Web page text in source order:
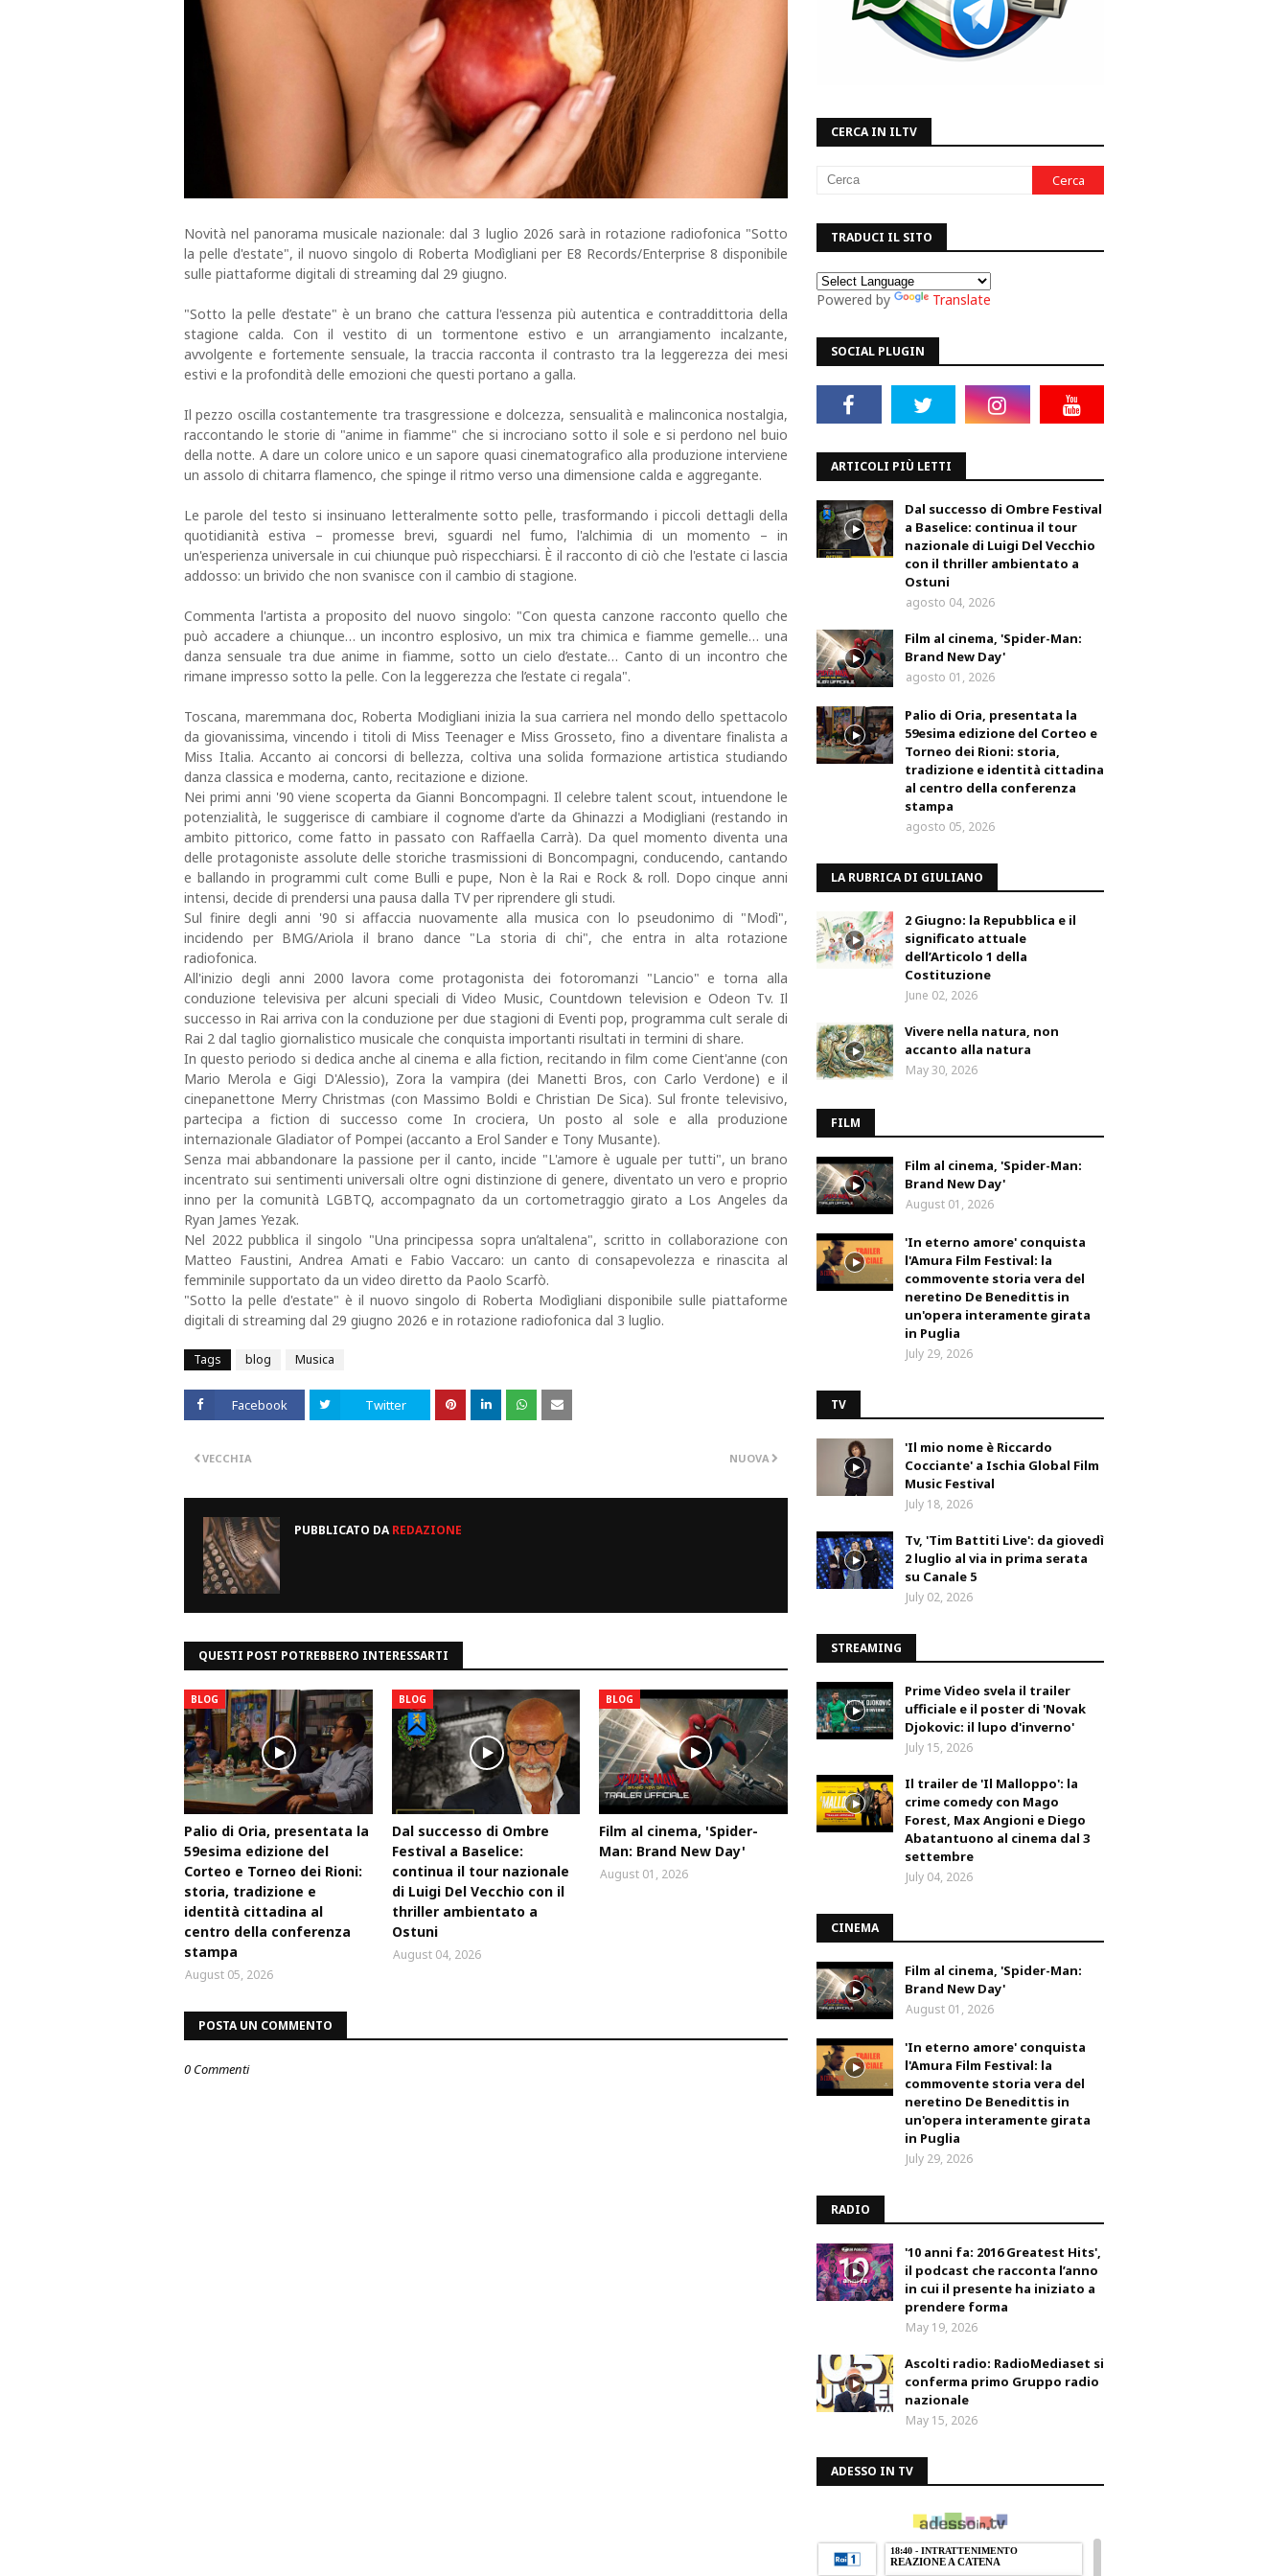
Novità nel panorama musicale nazionale: dal 3 luglio 2026 sarà in rotazione radiofonica "Sotto
la pelle d'estate", il nuovo singolo di Roberta Modìgliani per E8 Records/Enterprise 8 disponibile
sulle piattaforme digitali di streaming dal 29 giugno.
"Sotto la pelle d’estate" è un brano che cattura l'essenza più autentica e contraddittoria della
stagione calda. Con il vestito di un tormentone estivo e un arrangiamento incalzante,
avvolgente e fortemente sensuale, la traccia racconta il contrasto tra la leggerezza dei mesi
estivi e la profondità delle emozioni che questi portano a galla.
Il pezzo oscilla costantemente tra trasgressione e dolcezza, sensualità e malinconica nostalgia,
raccontando le storie di "anime in fiamme" che si incrociano sotto il sole e si perdono nel buio
della notte. A dare un colore unico e un sapore quasi cinematografico alla produzione interviene
un assolo di chitarra flamenco, che spinge il ritmo verso una dimensione calda e aggregante.
Le parole del testo si insinuano letteralmente sotto pelle, trasformando i piccoli dettagli della
quotidianità estiva – promesse brevi, sguardi nel fumo, l'alchimia di un momento – in
un'esperienza universale in cui chiunque può rispecchiarsi. È il racconto di ciò che l'estate ci lascia
addosso: un brivido che non svanisce con il cambio di stagione.
Commenta l'artista a proposito del nuovo singolo: "Con questa canzone racconto quello che
può accadere a chiunque… un incontro esplosivo, un mix tra chimica e fiamme gemelle… una
danza sensuale tra due anime in fiamme, sotto un cielo d’estate… Canto di un incontro che
rimane impresso sotto la pelle. Con la leggerezza che l’estate ci regala".
Toscana, maremmana doc, Roberta Modigliani inizia la sua carriera nel mondo dello spettacolo
da giovanissima, vincendo i titoli di Miss Teenager e Miss Grosseto, fino a diventare finalista a
Miss Italia. Accanto ai concorsi di bellezza, coltiva una solida formazione artistica studiando
danza classica e moderna, canto, recitazione e dizione.
Nei primi anni '90 viene scoperta da Gianni Boncompagni. Il celebre talent scout, intuendone le
potenzialità, le suggerisce di cambiare il cognome d'arte da Ghinazzi a Modigliani (restando in
ambito pittorico, come fatto in passato con Raffaella Carrà). Da quel momento diventa una
delle protagoniste assolute delle storiche trasmissioni di Boncompagni, conducendo, cantando
e ballando in programmi cult come Bulli e pupe, Non è la Rai e Rock & roll. Dopo cinque anni
intensi, decide di prendersi una pausa dalla TV per riprendere gli studi.
Sul finire degli anni '90 si affaccia nuovamente alla musica con lo pseudonimo di "Modì",
incidendo per BMG/Ariola il brano dance "La storia di chi", che entra in alta rotazione
radiofonica.
All'inizio degli anni 2000 lavora come protagonista dei fotoromanzi "Lancio" e torna alla
conduzione televisiva per alcuni speciali di Video Music, Countdown television e Odeon Tv. Il
successo in Rai arriva con la conduzione per due stagioni di Eventi pop, programma cult serale di
Rai 2 dal taglio giornalistico musicale che conquista importanti risultati in termini di share.
In questo periodo si dedica anche al cinema e alla fiction, recitando in film come Cient'anne (con
Mario Merola e Gigi D'Alessio), Zora la vampira (dei Manetti Bros, con Carlo Verdone) e il
cinepanettone Merry Christmas (con Massimo Boldi e Christian De Sica). Sul fronte televisivo,
partecipa a fiction di successo come In crociera, Un posto al sole e alla produzione
internazionale Gladiator of Pompei (accanto a Erol Sander e Tony Musante).
Senza mai abbandonare la passione per il canto, incide "L'amore è uguale per tutti", un brano
incentrato sui sentimenti universali oltre ogni distinzione di genere, diventato un vero e proprio
inno per la comunità LGBTQ, accompagnato da un cortometraggio girato a Los Angeles da
Ryan James Yezak.
Nel 2022 pubblica il singolo "Una principessa sopra un’altalena", scritto in collaborazione con
Matteo Faustini, Andrea Amati e Fabio Vaccaro: un canto di consapevolezza e rinascita al
femminile supportato da un video diretto da Paolo Scarfò.
"Sotto la pelle d'estate" è il nuovo singolo di Roberta Modìgliani disponibile sulle piattaforme
digitali di streaming dal 29 giugno 2026 e in rotazione radiofonica dal 3 luglio.
Tags blog Musica
Facebook Twitter
NUOVA
VECCHIA
PUBBLICATO DAREDAZIONE
QUESTI POST POTREBBERO INTERESSARTI
BLOG
Palio di Oria, presentata la
59esima edizione del
Corteo e Torneo dei Rioni:
storia, tradizione e
identità cittadina al
centro della conferenza
stampa
August 05, 2026
BLOG
Dal successo di Ombre
Festival a Baselice:
continua il tour nazionale
di Luigi Del Vecchio con il
thriller ambientato a
Ostuni
August 04, 2026
BLOG
Film al cinema, 'Spider-
Man: Brand New Day'
August 01, 2026
POSTA UN COMMENTO
0 Commenti
CERCA IN ILTV
TRADUCI IL SITO
Powered by Translate
SOCIAL PLUGIN
ARTICOLI PIÙ LETTI
Dal successo di Ombre Festival
a Baselice: continua il tour
nazionale di Luigi Del Vecchio
con il thriller ambientato a
Ostuni
agosto 04, 2026
Film al cinema, 'Spider-Man:
Brand New Day'
agosto 01, 2026
Palio di Oria, presentata la
59esima edizione del Corteo e
Torneo dei Rioni: storia,
tradizione e identità cittadina
al centro della conferenza
stampa
agosto 05, 2026
LA RUBRICA DI GIULIANO
2 Giugno: la Repubblica e il
significato attuale
dell’Articolo 1 della
Costituzione
June 02, 2026
Vivere nella natura, non
accanto alla natura
May 30, 2026
FILM
Film al cinema, 'Spider-Man:
Brand New Day'
August 01, 2026
'In eterno amore' conquista
l'Amura Film Festival: la
commovente storia vera del
neretino De Benedittis in
un'opera interamente girata
in Puglia
July 29, 2026
TV
'Il mio nome è Riccardo
Cocciante' a Ischia Global Film
Music Festival
July 18, 2026
Tv, 'Tim Battiti Live': da giovedì
2 luglio al via in prima serata
su Canale 5
July 02, 2026
STREAMING
Prime Video svela il trailer
ufficiale e il poster di 'Novak
Djokovic: il lupo d'inverno'
July 15, 2026
Il trailer de 'Il Malloppo': la
crime comedy con Mago
Forest, Max Angioni e Diego
Abatantuono al cinema dal 3
settembre
July 04, 2026
CINEMA
Film al cinema, 'Spider-Man:
Brand New Day'
August 01, 2026
'In eterno amore' conquista
l'Amura Film Festival: la
commovente storia vera del
neretino De Benedittis in
un'opera interamente girata
in Puglia
July 29, 2026
RADIO
'10 anni fa: 2016 Greatest Hits',
il podcast che racconta l’anno
in cui il presente ha iniziato a
prendere forma
May 19, 2026
Ascolti radio: RadioMediaset si
conferma primo Gruppo radio
nazionale
May 15, 2026
ADESSO IN TV